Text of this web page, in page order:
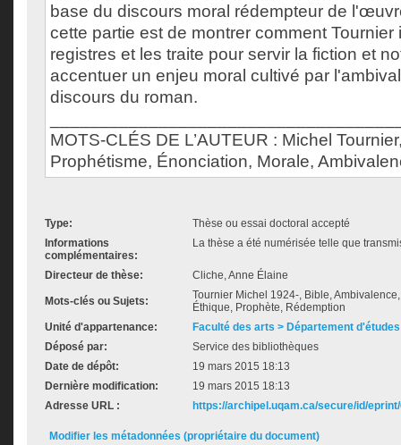
base du discours moral rédempteur de
cette partie est de montrer comment Tournier
registres et les traite pour servir la fiction et
accentuer un enjeu moral cultivé par
discours du roman.
MOTS-CLÉS DE L’AUTEUR : Michel
Prophétisme, Énonciation, Morale,
Type:
Thèse ou essai doctoral accepté
Informations
complémentaires:
La thèse a été numérisée telle que
Directeur de thèse: Cliche, Anne Élaine
Mots-clés ou Sujets:
Tournier Michel 1924-, Bible,
Éthique, Prophète, Rédemption
Unité d'appartenance:
Faculté des arts > Département
Déposé par:
Service des bibliothèques
Date de dépôt:
19 mars 2015 18:13
Dernière modification:
19 mars 2015 18:13
Adresse URL :
https://archipel.uqam.ca/secure/id/
Modifier les métadonnées (propriétaire du document)